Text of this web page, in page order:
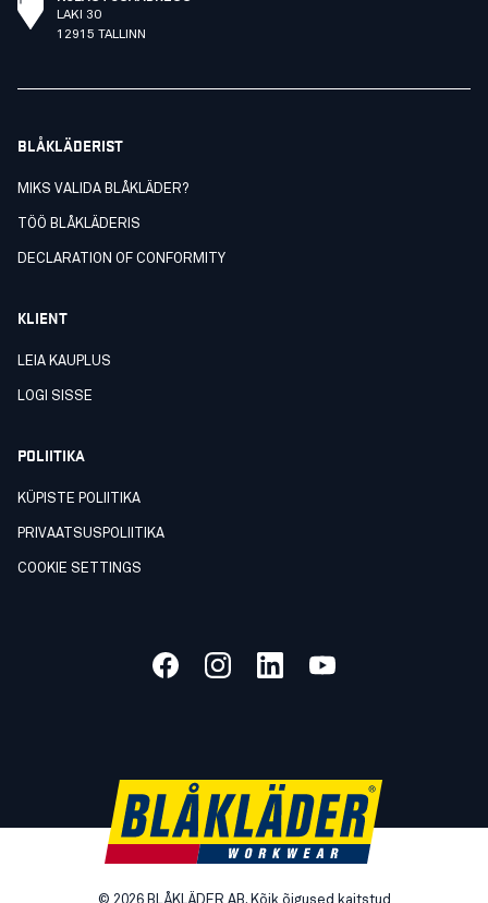
LAKI 30
12915 TALLINN
BLÅKLÄDERIST
MIKS VALIDA BLÅKLÄDER?
TÖÖ BLÅKLÄDERIS
DECLARATION OF CONFORMITY
KLIENT
LEIA KAUPLUS
LOGI SISSE
POLIITIKA
KÜPISTE POLIITIKA
PRIVAATSUSPOLIITIKA
COOKIE SETTINGS